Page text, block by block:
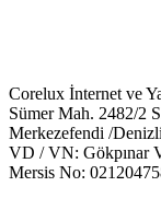
Corelux İnternet ve
Sümer Mah. 2482/2
Merkezefendi /Denizli
VD / VN: Gökpınar
Mersis No: